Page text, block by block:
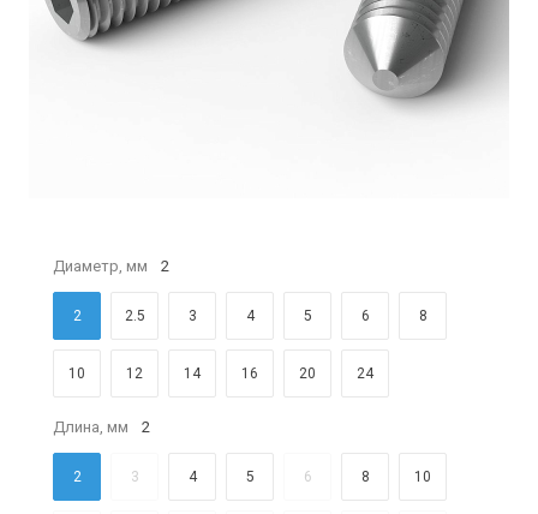
Диаметр, мм 2
2 2.5 3 4 5 6 8
10 12 14 16 20 24
Длина, мм 2
2 3 4 5 6 8 10